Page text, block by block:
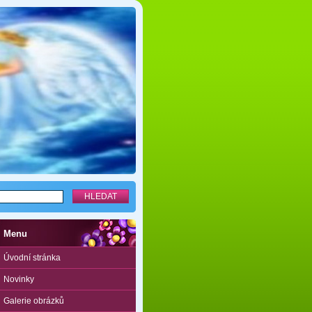
Menu
Úvodní stránka
Novinky
Galerie obrázků